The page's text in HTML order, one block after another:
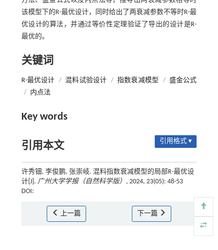
该模型下的R-最优设计，同时给出了两衰减参数不等时R-最
优设计的算法，并通过等价性定理验证了导出的设计是R-
最优的。
关键词
R-最优设计 / 混料试验设计 / 指数衰减模型 / 盛金公式
/
内点法
Key words
引用本文 引用格式 ▾
许秀钿, 李俊鹏, 张崇岐. 混料指数衰减模型的局部R-最优设
计[J]. 广州大学学报（自然科学版） , 2024, 23(05): 48-53
DOI:
上一篇 下一篇